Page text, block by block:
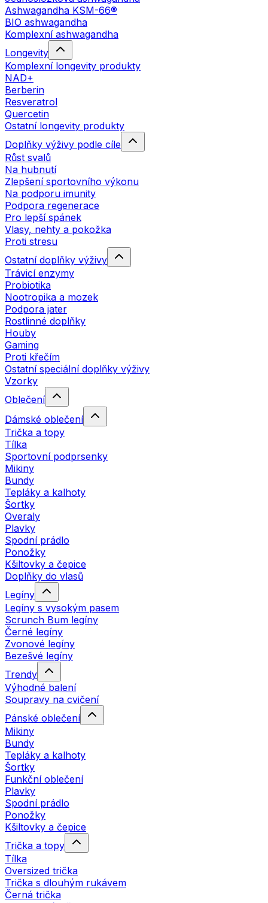
Ashwagandha KSM-66®
BIO ashwagandha
Komplexní ashwagandha
Longevity
Komplexní longevity produkty
NAD+
Berberin
Resveratrol
Quercetin
Ostatní longevity produkty
Doplňky výživy podle cíle
Růst svalů
Na hubnutí
Zlepšení sportovního výkonu
Na podporu imunity
Podpora regenerace
Pro lepší spánek
Vlasy, nehty a pokožka
Proti stresu
Ostatní doplňky výživy
Trávicí enzymy
Probiotika
Nootropika a mozek
Podpora jater
Rostlinné doplňky
Houby
Gaming
Proti křečím
Ostatní speciální doplňky výživy
Vzorky
Oblečení
Dámské oblečení
Trička a topy
Tílka
Sportovní podprsenky
Mikiny
Bundy
Tepláky a kalhoty
Šortky
Overaly
Plavky
Spodní prádlo
Ponožky
Kšiltovky a čepice
Doplňky do vlasů
Legíny
Legíny s vysokým pasem
Scrunch Bum legíny
Černé legíny
Zvonové legíny
Bezešvé legíny
Trendy
Výhodné balení
Soupravy na cvičení
Pánské oblečení
Mikiny
Bundy
Tepláky a kalhoty
Šortky
Funkční oblečení
Plavky
Spodní prádlo
Ponožky
Kšiltovky a čepice
Trička a topy
Tílka
Oversized trička
Trička s dlouhým rukávem
Černá trička